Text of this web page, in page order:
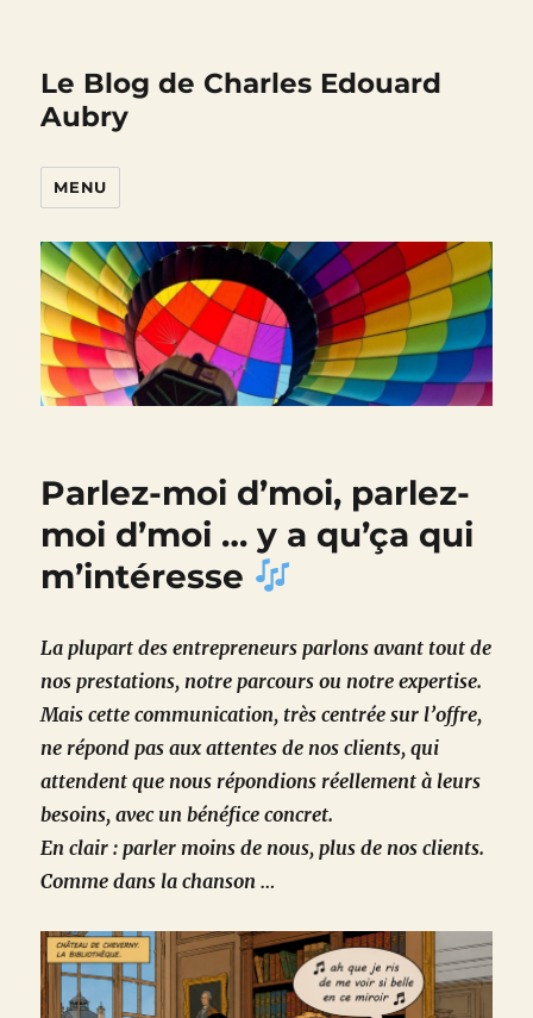
Le Blog de Charles Edouard
Aubry
MENU
Parlez-moi d’moi, parlez-
moi d’moi … y a qu’ça qui
m’intéresse
La plupart des entrepreneurs parlons avant tout de
nos prestations, notre parcours ou notre expertise.
Mais cette communication, très centrée sur l’offre,
ne répond pas aux attentes de nos clients, qui
attendent que nous répondions réellement à leurs
besoins, avec un bénéfice concret.
En clair : parler moins de nous, plus de nos clients.
Comme dans la chanson …